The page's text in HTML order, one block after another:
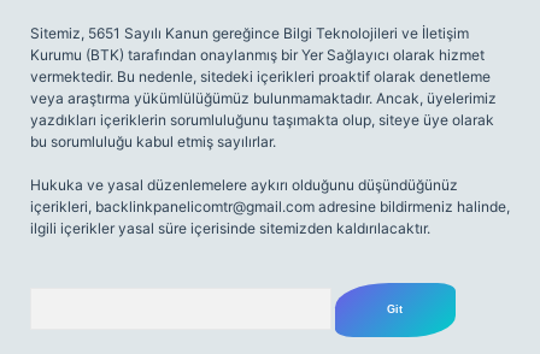
Sitemiz, 5651 Sayılı Kanun gereğince Bilgi Teknolojileri ve İletişim
Kurumu (BTK) tarafından onaylanmış bir Yer Sağlayıcı olarak hizmet
vermektedir. Bu nedenle, sitedeki içerikleri proaktif olarak denetleme
veya araştırma yükümlülüğümüz bulunmamaktadır. Ancak, üyelerimiz
yazdıkları içeriklerin sorumluluğunu taşımakta olup, siteye üye olarak
bu sorumluluğu kabul etmiş sayılırlar.
Hukuka ve yasal düzenlemelere aykırı olduğunu düşündüğünüz
içerikleri, backlinkpanelicomtr@gmail.com adresine bildirmeniz halinde,
ilgili içerikler yasal süre içerisinde sitemizden kaldırılacaktır.